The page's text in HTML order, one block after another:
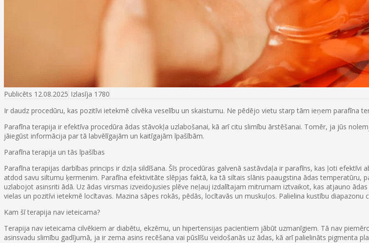
Publicēts 12.08.2025 Izlasīja 1780
Ir daudz procedūru, kas pozitīvi ietekmē cilvēka veselību un skaistumu. Ne pēdējo vietu starp tām ieņem parafīna
Parafīna terapija ir efektīva procedūra ādas stāvokļa uzlabošanai, kā arī citu slimību ārstēšanai. Tomēr, ja jūs
jāiegūst informācija par tā labvēlīgajām un kaitīgajām īpašībām.
Parafīna terapija un tās īpašības
Parafīna terapijas darbības princips ir dziļa sildīšana. Šīs procedūras galvenā sastāvdaļa ir parafīns, kas ļoti
atdod savu siltumu ķermenim. Parafīna efektivitāte slēpjas faktā, ka tā siltais slānis paaugstina ādas temperatūru,
uzlabojot asinsriti ādā. Uz ādas virsmas izveidojusies plēve neļauj izdalītajam mitrumam iztvaikot, kas atjauno
vielas un pozitīvi ietekmē locītavas. Mazina sāpes rokās, pēdās, locītavās un muskuļos. Palielina kustību
Kam šī terapija nav ieteicama?
Terapija nav ieteicama cilvēkiem ar diabētu, ekzēmu, un hipertensijas pacientiem jābūt uzmanīgiem. Tā nav
asinsvadu slimību gadījumā, ja ir zema asins recēšana vai pūslīšu veidošanās uz ādas, kā arī palielināts pigmenta